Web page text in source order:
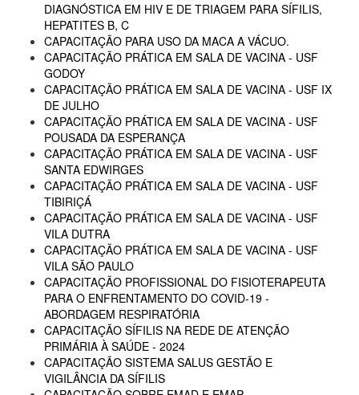
DIAGNÓSTICA EM HIV E DE TRIAGEM PARA SÍFILIS,
HEPATITES B, C
CAPACITAÇÃO PARA USO DA MACA A VÁCUO.
CAPACITAÇÃO PRÁTICA EM SALA DE VACINA - USF
GODOY
CAPACITAÇÃO PRÁTICA EM SALA DE VACINA - USF IX
DE JULHO
CAPACITAÇÃO PRÁTICA EM SALA DE VACINA - USF
POUSADA DA ESPERANÇA
CAPACITAÇÃO PRÁTICA EM SALA DE VACINA - USF
SANTA EDWIRGES
CAPACITAÇÃO PRÁTICA EM SALA DE VACINA - USF
TIBIRIÇÁ
CAPACITAÇÃO PRÁTICA EM SALA DE VACINA - USF
VILA DUTRA
CAPACITAÇÃO PRÁTICA EM SALA DE VACINA - USF
VILA SÃO PAULO
CAPACITAÇÃO PROFISSIONAL DO FISIOTERAPEUTA
PARA O ENFRENTAMENTO DO COVID-19 -
ABORDAGEM RESPIRATÓRIA
CAPACITAÇÃO SÍFILIS NA REDE DE ATENÇÃO
PRIMÁRIA À SAÚDE - 2024
CAPACITAÇÃO SISTEMA SALUS GESTÃO E
VIGILÂNCIA DA SÍFILIS